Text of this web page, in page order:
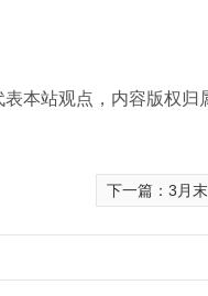
本站观点，内容版权
下一篇： 3月